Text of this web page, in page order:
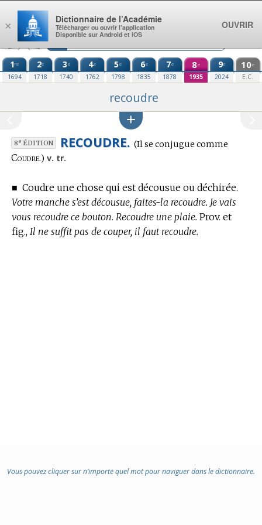
Aller au contenu
1re
1694
2e
1718
3e
1740
4e
1762
5e
1798
6e
1835
7e
1878
8e
1935
9e
2024
10e
E.C.
recoudre
8eÉDITION RECOUDRE. Conjugaison
(Il se conjugue comme
Coudre.) v. tr.
■ Coudre une chose qui est décousue ou déchirée.
Votre manche s’est décousue, faites-la recoudre. Je vais
vous recoudre ce bouton. Recoudre une plaie. Prov. et
fig., Il ne suffit pas de couper, il faut recoudre.
Vous pouvez cliquer sur n’importe quel mot pour naviguer dans le dictionnaire.
×
Dictionnaire de l’Académie
Télécharger ou ouvrir l’application
Disponible sur Android et iOS
OUVRIR